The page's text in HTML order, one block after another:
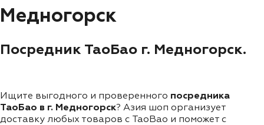
Медногорск
Посредник ТаоБао г. Медногорск.
Ищите выгодного и проверенного посредника
ТаоБао в г. Медногорск? Азия шоп организует
доставку любых товаров с TaoBao и поможет с